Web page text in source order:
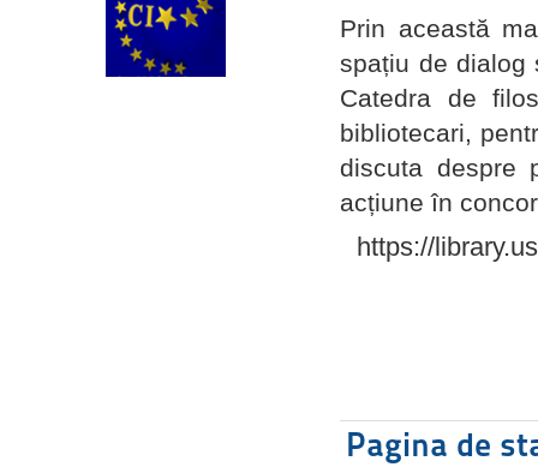
Prin această
spațiu de dialog
Catedra de
bibliotecari,
discuta despre
acțiune în
https://
Pagina de